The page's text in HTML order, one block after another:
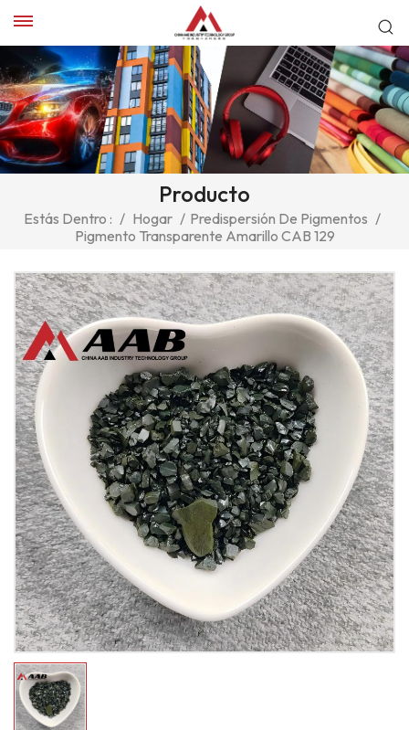
Producto
Estás Dentro : / Hogar / Predispersión De Pigmentos /
Pigmento Transparente Amarillo CAB 129